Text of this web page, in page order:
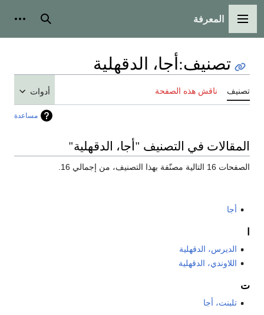
القائمة الرئيسية
المعرفة بحث
تصنيف:أجا، الدقهلية
تصنيف ناقش هذه الصفحة أدوات
مساعدة
المقالات في التصنيف "أجا، الدقهلية"
الصفحات 16 التالية مصنّفة بهذا التصنيف، من إجمالي 16.
أجا
الديرس، الدقهلية
اللاوندي، الدقهلية
ت
تلبنت، أجا